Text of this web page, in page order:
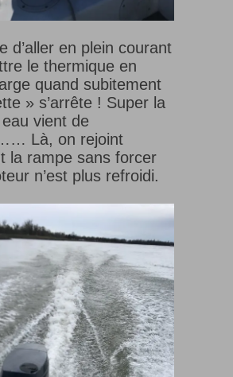
d’aller en plein courant
le thermique en
quand subitement
» s’arrête ! Super la
vient de
Là, on rejoint
la rampe sans forcer
n’est plus refroidi.